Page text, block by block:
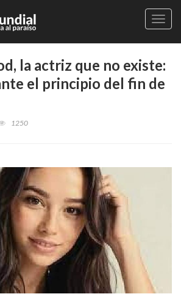
la actriz que no existe:
el principio del fin de
1250